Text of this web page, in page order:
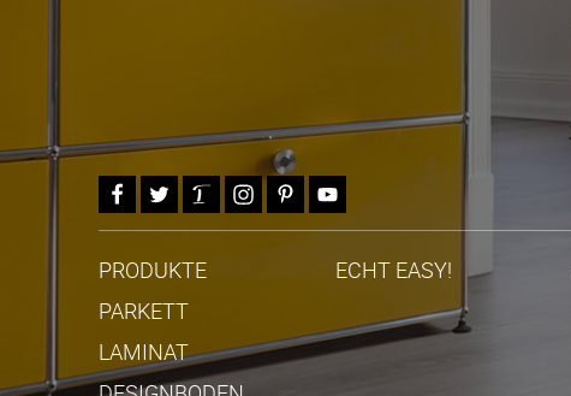
PRODUKTE
PARKETT
LAMINAT
ECHT EASY!